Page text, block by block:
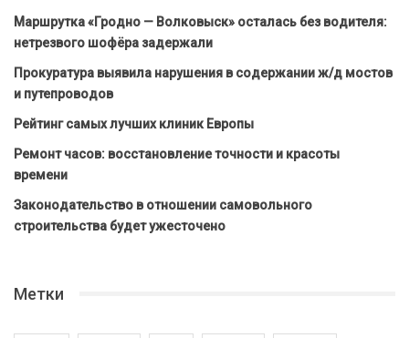
Маршрутка «Гродно — Волковыск» осталась без водителя:
нетрезвого шофёра задержали
Прокуратура выявила нарушения в содержании ж/д мостов
и путепроводов
Рейтинг самых лучших клиник Европы
Ремонт часов: восстановление точности и красоты
времени
Законодательство в отношении самовольного
строительства будет ужесточено
Метки